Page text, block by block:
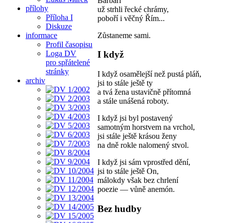
přílohy
Příloha I
Diskuze
informace
Profil časopisu
Loga DV
pro spřátelené
stránky
archiv
už strhli řecké chrámy,
poboří i věčný Řím...
Zůstaneme sami.
I když
I když osamělejší než pustá pláň,
jsi to stále ještě ty
a tvá žena ustavičně přítomná
a stále unášená roboty.
I když jsi byl postavený
samotným horstvem na vrchol,
jsi stále ještě krásou ženy
na dně rokle nalomený stvol.
I když jsi sám vprostřed dění,
jsi to stále ještě On,
málokdy však bez chrlení
poezie — vůně anemón.
Bez hudby